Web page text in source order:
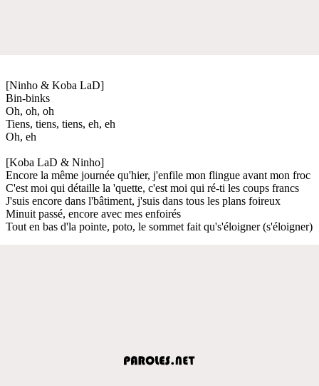
[Ninho & Koba LaD]
Bin-binks
Oh, oh, oh
Tiens, tiens, tiens, eh, eh
Oh, eh
[Koba LaD & Ninho]
Encore la même journée qu'hier, j'enfile mon flingue avant mon froc
C'est moi qui détaille la 'quette, c'est moi qui ré-ti les coups francs
J'suis encore dans l'bâtiment, j'suis dans tous les plans foireux
Minuit passé, encore avec mes enfoirés
Tout en bas d'la pointe, poto, le sommet fait qu's'éloigner (s'éloigner)